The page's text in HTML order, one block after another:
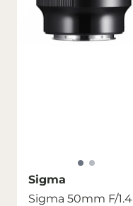
Sigma
Sigma 50mm F/1.4